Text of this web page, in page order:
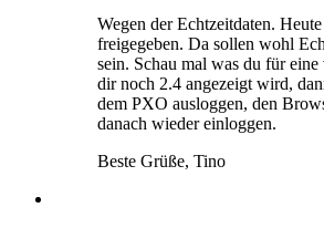
Wegen der Echtzeitdaten.
freigegeben. Da sollen wohl
sein. Schau mal was du für
dir noch 2.4 angezeigt wird,
dem PXO ausloggen, den
danach wieder einloggen.
Beste Grüße, Tino